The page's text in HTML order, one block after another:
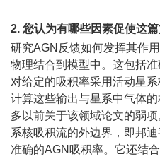
2. 您认为有哪些因素促使这
研究AGN反馈如何发挥其作
物理结合到模型中。这包括
对给定的吸积率采用活动星
计算这些输出与星系中气体
多以前关于该领域论文的弱
系核吸积流的外边界，即邦
准确的AGN吸积率。它还结